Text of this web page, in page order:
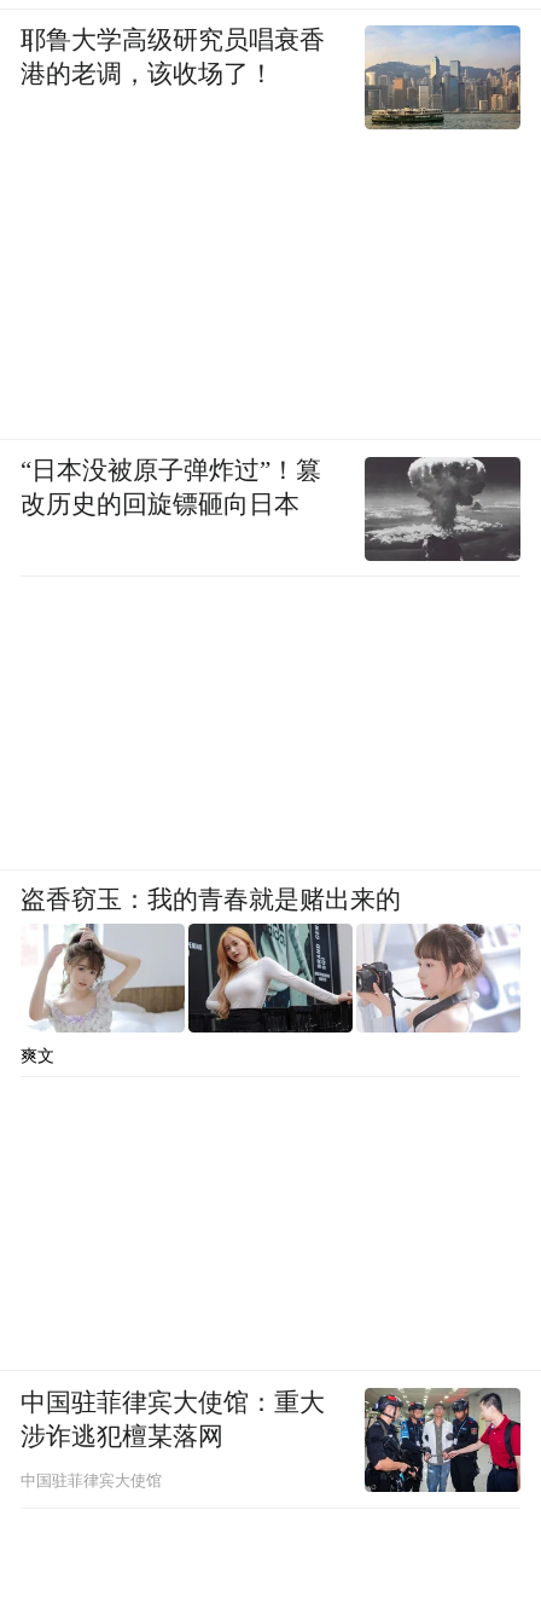
耶鲁大学高级研究员唱衰香
港的老调，该收场了！
“日本没被原子弹炸过”！篡
改历史的回旋镖砸向日本
盗香窃玉：我的青春就是赌出来的
爽文
中国驻菲律宾大使馆：重大
涉诈逃犯檀某落网
中国驻菲律宾大使馆